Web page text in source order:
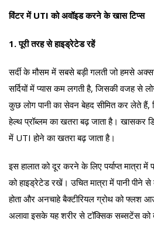
विंटर में UTI को अवॉइड करने के खास टिप्स
1. पूरी तरह से हाइड्रेटेड रहें
सर्दी के मौसम में सबसे बड़ी गलती जो हमसे अक्सर
सर्दियों में प्यास कम लगती है, जिसकी वजह से
कुछ लोग पानी का सेवन बेहद सीमित कर लेते
हेल्थ प्रॉब्लम का खतरा बढ़ जाता है। खासकर
में UTI होने का खतरा बढ़ जाता है।
इस हालात को दूर करने के लिए पर्याप्त मात्रा
को हाइड्रेटेड रखें। उचित मात्रा में पानी पीने से
होता और अनचाहे बैक्टीरियल ग्रोथ को फ्लश
अलावा इसके यह शरीर से टॉक्सिक सब्सटेंस को